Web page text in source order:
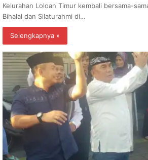
Kelurahan Loloan Timur kembali bersama-
Bihalal dan Silaturahmi di…
Selengkapnya »